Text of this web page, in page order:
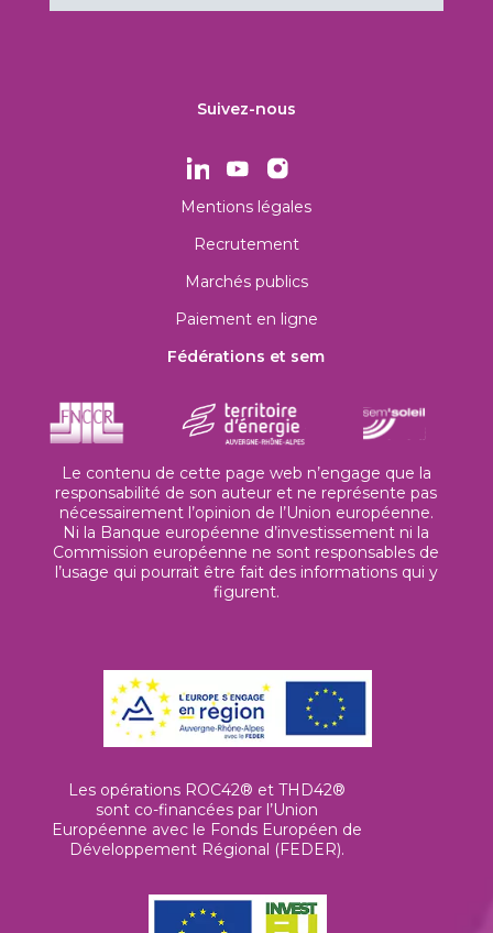
Suivez-nous
Mentions légales
Recrutement
Marchés publics
Paiement en ligne
Fédérations et sem
Le contenu de cette page web n’engage que la
responsabilité de son auteur et ne représente pas
nécessairement l’opinion de l’Union européenne.
Ni la Banque européenne d’investissement ni la
Commission européenne ne sont responsables de
l’usage qui pourrait être fait des informations qui y
figurent.
Les opérations ROC42® et THD42®
sont co-financées par l’Union
Européenne avec le Fonds Européen de
Développement Régional (FEDER).